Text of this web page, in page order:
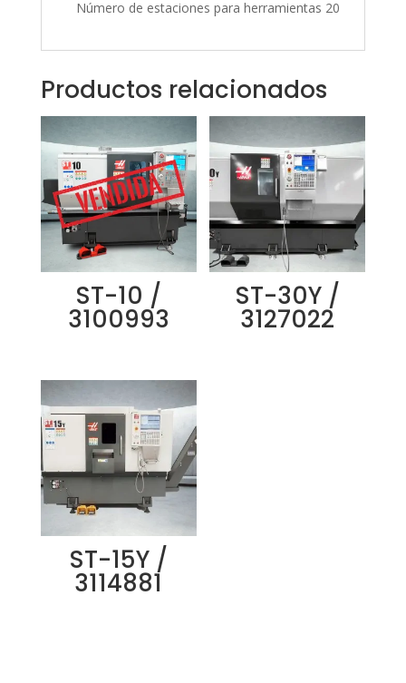
Número de estaciones para herramientas 20
Productos relacionados
ST-10 /
3100993
ST-30Y /
3127022
ST-15Y /
3114881